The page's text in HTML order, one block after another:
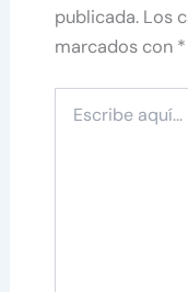
publicada. Los
marcados con *
aquí...